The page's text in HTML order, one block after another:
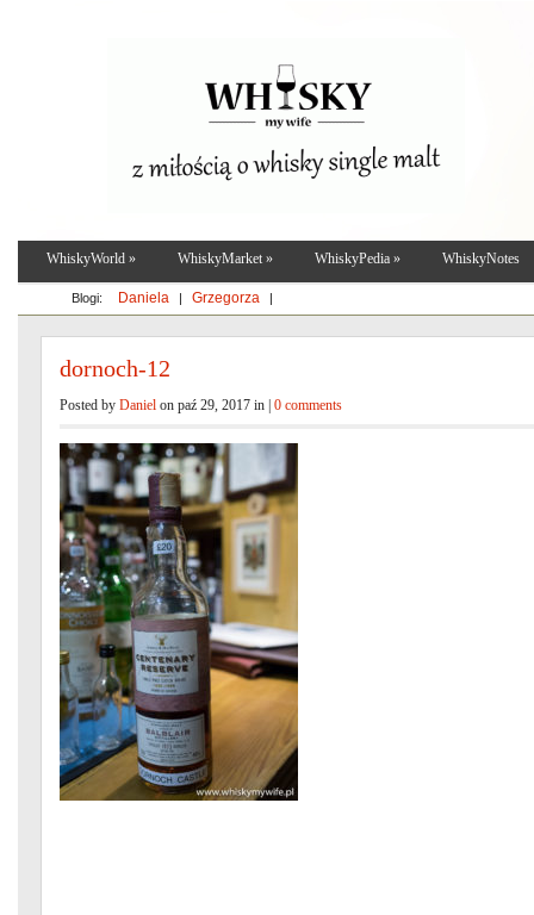
Blogi: Daniela | Grzegorza |
WhiskyWorld » WhiskyMarket » WhiskyPedia » WhiskyNotes
dornoch-12
Posted by Daniel on paź 29, 2017 in | 0 comments